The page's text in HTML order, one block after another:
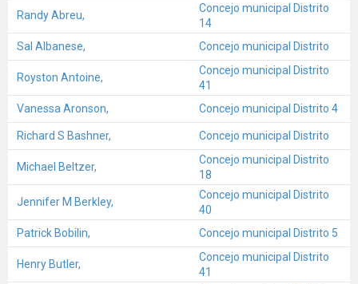
Randy Abreu,
Concejo municipal Distrito
14
Sal Albanese,
Concejo municipal Distrito
Royston Antoine,
Concejo municipal Distrito
41
Vanessa Aronson,
Concejo municipal Distrito 4
Richard S Bashner, Concejo municipal Distrito
Michael Beltzer,
Concejo municipal Distrito
18
Jennifer M Berkley,
Concejo municipal Distrito
40
Patrick Bobilin,
Concejo municipal Distrito 5
Henry Butler,
Concejo municipal Distrito
41